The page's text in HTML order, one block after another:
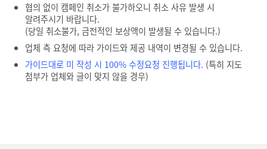
협의 없이 캠페인 취소가 불가하오니 취소 사유 발생 시
알려주시기 바랍니다.
(당일 취소불가, 금전적인 보상액이 발생될 수 있습니다.)
업체 측 요청에 따라 가이드와 제공 내역이 변경될 수 있습니다.
가이드대로 미 작성 시 100% 수정요청 진행됩니다. (특히 지도
첨부가 업체와 글이 맞지 않을 경우)